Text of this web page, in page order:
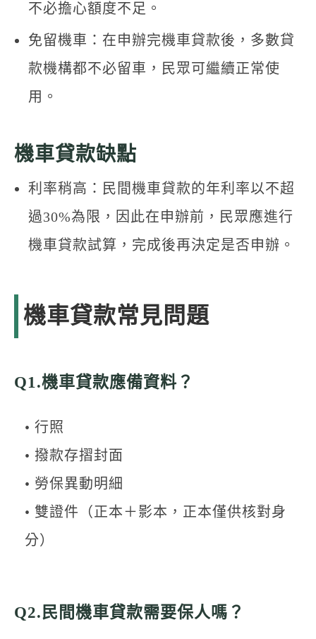
不必擔心額度不足。
免留機車：在申辦完機車貸款後，多數貸
款機構都不必留車，民眾可繼續正常使
用。
機車貸款缺點
利率稍高：民間機車貸款的年利率以不超
過30%為限，因此在申辦前，民眾應進行
機車貸款試算，完成後再決定是否申辦。
機車貸款常見問題
Q1.機車貸款應備資料？
• 行照
• 撥款存摺封面
• 勞保異動明細
• 雙證件（正本＋影本，正本僅供核對身
分）
Q2.民間機車貸款需要保人嗎？